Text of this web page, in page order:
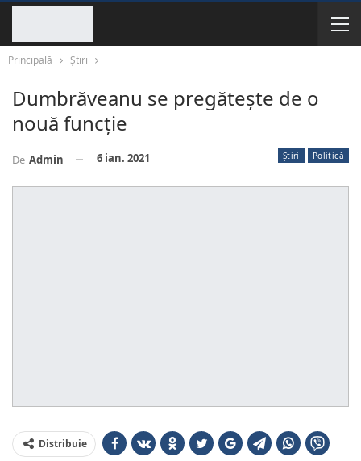
Principală Știri
Dumbrăveanu se pregătește de o
nouă funcție
Știri Politică
De Admin 6 ian. 2021
Distribuie